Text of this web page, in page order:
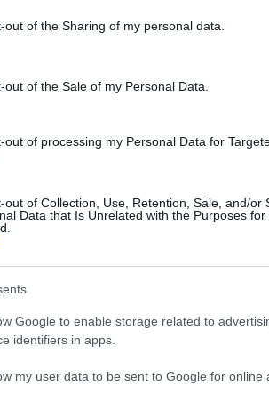
out of the Sharing of my personal data.
out of the Sale of my Personal Data.
out of processing my Personal Data for
out of Collection, Use, Retention, Sale, and/or
Data that Is Unrelated with the Purposes for
Google to enable storage related to
identifiers in apps.
my user data to be sent to Google for online